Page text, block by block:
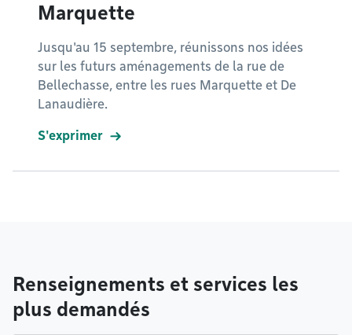
Marquette
Jusqu'au 15 septembre, réunissons nos idées
sur les futurs aménagements de la rue de
Bellechasse, entre les rues Marquette et De
Lanaudière.
S'exprimer
Renseignements et services les
plus demandés